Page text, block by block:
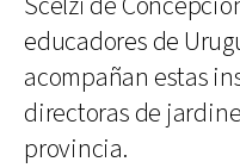
educadores de
acompañan estas
directoras de
provincia.